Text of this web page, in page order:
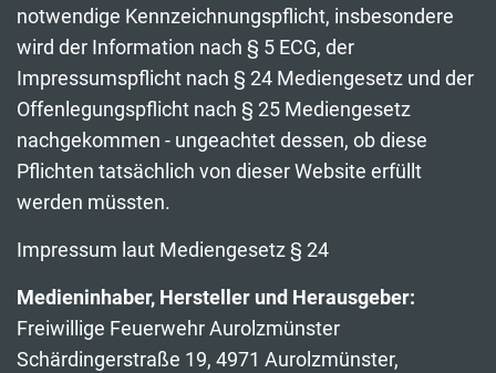
notwendige Kennzeichnungspflicht, insbesondere
wird der Information nach § 5 ECG, der
Impressumspflicht nach § 24 Mediengesetz und der
Offenlegungspflicht nach § 25 Mediengesetz
nachgekommen - ungeachtet dessen, ob diese
Pflichten tatsächlich von dieser Website erfüllt
werden müssten.
Impressum laut Mediengesetz § 24
Medieninhaber, Hersteller und Herausgeber:
Freiwillige Feuerwehr Aurolzmünster
Schärdingerstraße 19, 4971 Aurolzmünster,